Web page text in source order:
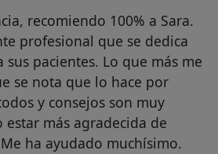
recomiendo 100% a Sara.
profesional que se dedica
sus pacientes. Lo que más me
se nota que lo hace por
y consejos son muy
estar más agradecida de
ha ayudado muchísimo.